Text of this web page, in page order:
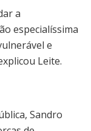
a
especialíssima
e
Leite.
Sandro